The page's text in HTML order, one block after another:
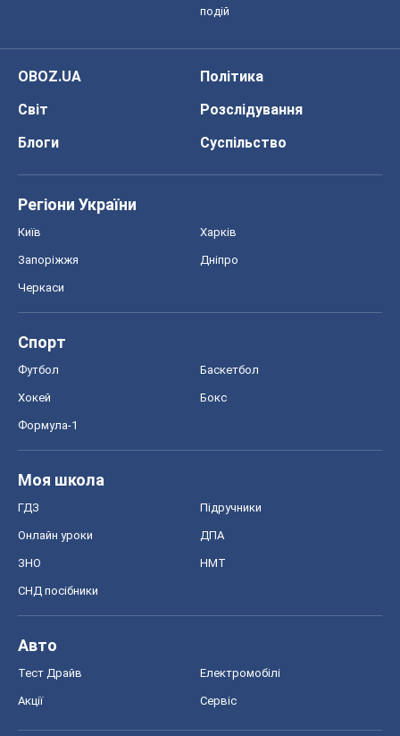
подій
OBOZ.UA
Політика
Світ
Розслідування
Блоги
Суспільство
Регіони України
Київ Харків
Запоріжжя Дніпро
Черкаси
Спорт
Футбол Баскетбол
Хокей Бокс
Формула-1
Моя школа
ГДЗ Підручники
Онлайн уроки ДПА
ЗНО НМТ
СНД посібники
Авто
Тест Драйв Електромобілі
Акції Сервіс